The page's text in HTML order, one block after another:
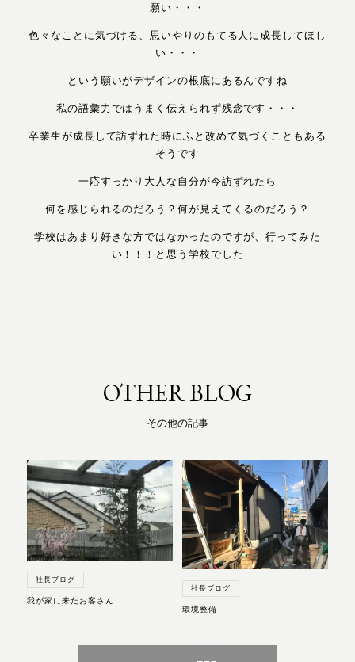
願い・・・
色々なことに気づける、思いやりのもてる人に成長してほし
い・・・
という願いがデザインの根底にあるんですね
私の語彙力ではうまく伝えられず残念です・・・
卒業生が成長して訪ずれた時にふと改めて気づくこともある
そうです
一応すっかり大人な自分が今訪ずれたら
何を感じられるのだろう？何が見えてくるのだろう？
学校はあまり好きな方ではなかったのですが、行ってみた
い！！！と思う学校でした
OTHER BLOG
その他の記事
社長ブログ
我が家に来たお客さん
社長ブログ
環境整備